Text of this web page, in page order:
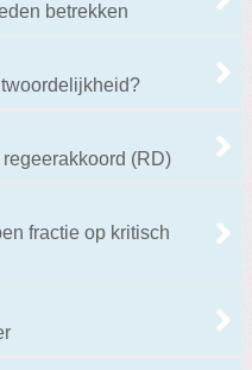
betrekken
(RD)
fractie op kritisch